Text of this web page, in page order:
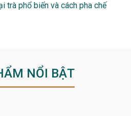
trà phổ biến và cách pha chế
NỔI BẬT